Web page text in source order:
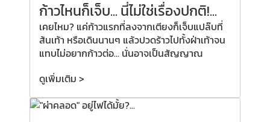
ก้าวไหนก็เจ็บ... นี่ไม่ใช่เรื่องปกติ!...
เคยไหม? แค่ก้าวแรกที่ลงจากเตียงก็เจ็บแปล๊บที่
ส้นเท้า หรือเดินนานๆ แล้วปวดร้าวไปทั้งฝ่าเท้าจน
แทบไม่อยากก้าวต่อ... นั่นอาจเป็นสัญญาณ
ดูเพิ่มเติม >